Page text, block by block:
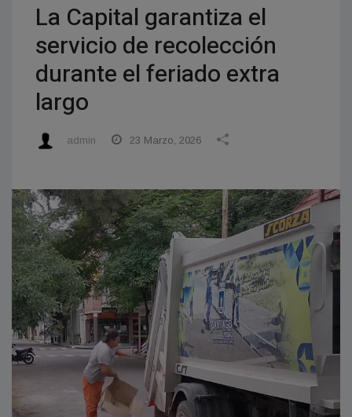
La Capital garantiza el
servicio de recolección
durante el feriado extra
largo
admin 23 Marzo, 2026